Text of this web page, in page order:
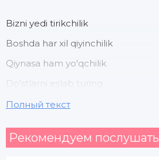
Bizni yedi tirikchilik
Boshda har xil qiyinchilik
Qiynasa ham yo'qchilik
Do'stlarni eslab turing
Har kuni quvnoq edik
Полный текст
Рекомендуем послушать